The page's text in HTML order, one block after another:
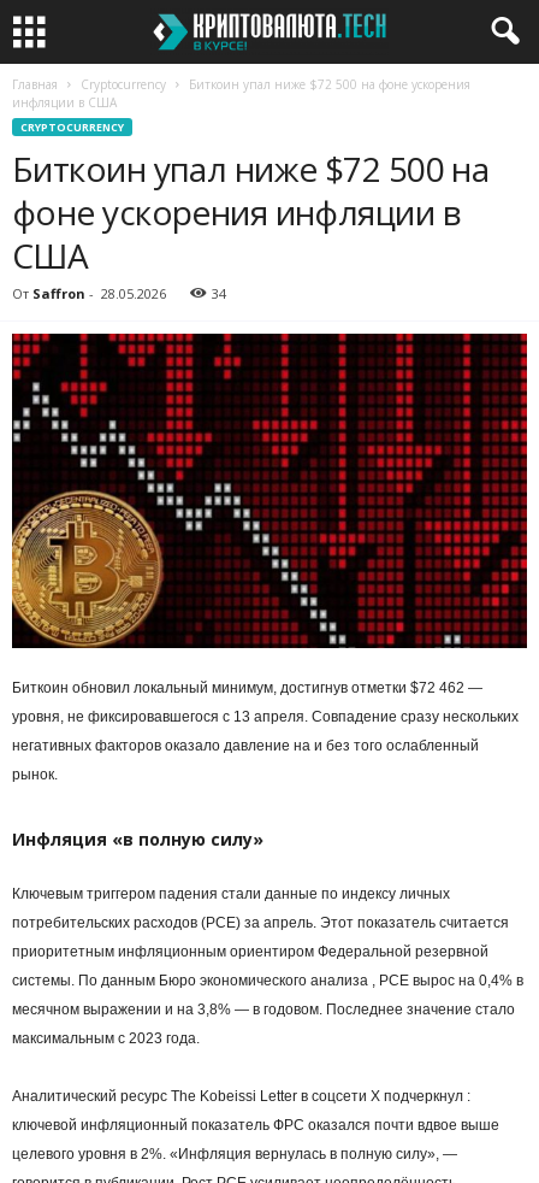
Главная Cryptocurrency
Биткоин упал ниже $72 500 на фоне ускорения
инфляции в США
CRYPTOCURRENCY
Биткоин упал ниже $72 500 на
фоне ускорения инфляции в
США
От Saffron - 28.05.2026 34
Биткоин обновил локальный минимум, достигнув отметки $72 462 —
уровня, не фиксировавшегося с 13 апреля. Совпадение сразу нескольких
негативных факторов оказало давление на и без того ослабленный
рынок.
Инфляция «в полную силу»
Ключевым триггером падения стали данные по индексу личных
потребительских расходов (PCE) за апрель. Этот показатель считается
приоритетным инфляционным ориентиром Федеральной резервной
системы. По данным Бюро экономического анализа , PCE вырос на 0,4% в
месячном выражении и на 3,8% — в годовом. Последнее значение стало
максимальным с 2023 года.
Аналитический ресурс The Kobeissi Letter в соцсети X подчеркнул :
ключевой инфляционный показатель ФРС оказался почти вдвое выше
целевого уровня в 2%. «Инфляция вернулась в полную силу», —